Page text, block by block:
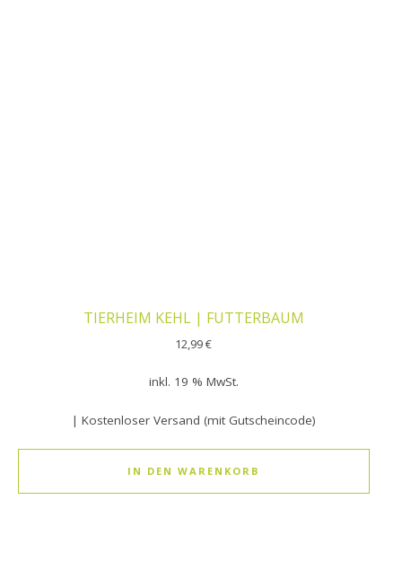
TIERHEIM KEHL | FUTTERBAUM
12,99€
inkl. 19 % MwSt.
| Kostenloser Versand (mit Gutscheincode)
IN DEN WARENKORB